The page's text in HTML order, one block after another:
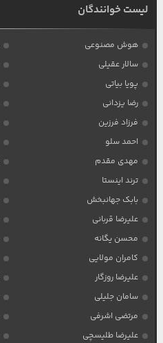
لیست خوانندگان
هوش مصنوعی
سالار عقیلی
پویا بیاتی
رضا یزدانی
فرزاد فرزین
احمد سلو
مهدی مقدم
ترند اینستا
بابک جهانبخش
علیرضا قربانی
محسن یگانه
کامران مولایی
علیرضا روزگار
سامان جلیلی
مرتضی اشرفی
علیرضا طلیسچی